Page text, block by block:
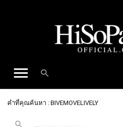
คำที่คุณค้นหา : BIVEMOVELIVELY